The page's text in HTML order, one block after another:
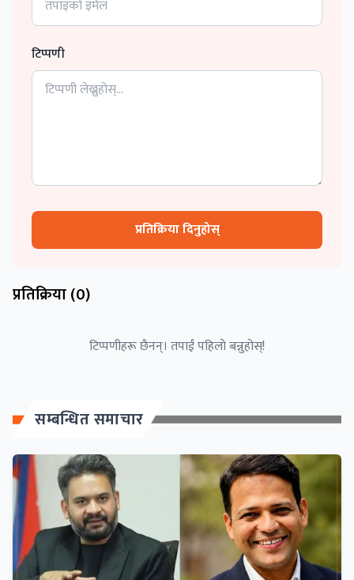
टिप्पणी
प्रतिक्रिया दिनुहोस्
प्रतिक्रिया (0)
टिप्पणीहरू छैनन्। तपाईं पहिलो बन्नुहोस्!
सम्बन्धित समाचार